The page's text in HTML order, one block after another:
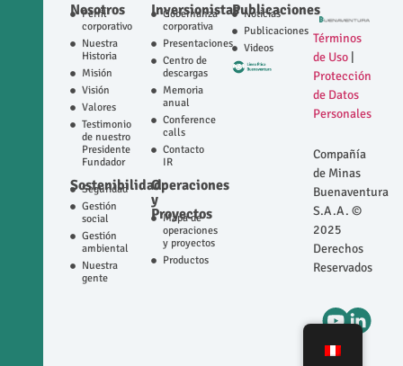
Nosotros
Perfil
corporativo
Nuestra
Historia
Misión
Visión
Valores
Testimonio
de nuestro
Presidente
Fundador
Sostenibilidad
Seguridad
Gestión
social
Gestión
ambiental
Nuestra
gente
Inversionistas
Gobernanza
corporativa
Presentaciones
Centro de
descargas
Memoria
anual
Conference
calls
Contacto
IR
Operaciones
y
Proyectos
Mapa de
operaciones
y proyectos
Productos
Publicaciones
Noticias
Publicaciones
Videos
Términos
de Uso
Protección
de Datos
Personales
Compañía
de Minas
Buenaventura
S.A.A. ©
2025
Derechos
Reservados